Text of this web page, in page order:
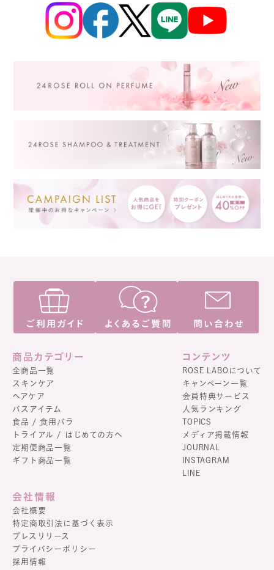
商品カテゴリー
全商品一覧
スキンケア
ヘアケア
バスアイテム
食品 / 食用バラ
トライアル / はじめての方へ
定期便商品一覧
ギフト商品一覧
コンテンツ
ROSE LABOについて
キャンペーン一覧
会員特典サービス
人気ランキング
TOPICS
メディア掲載情報
JOURNAL
INSTAGRAM
LINE
会社情報
会社概要
特定商取引法に基づく表示
プレスリリース
プライバシーポリシー
採用情報